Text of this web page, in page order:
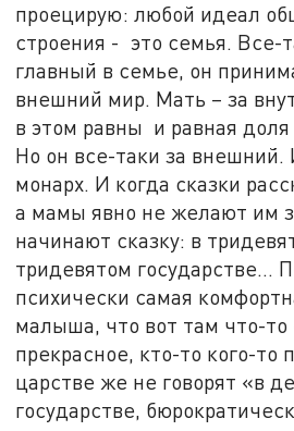
проецирую: любой идеал
строения - это семья. Все-
главный в семье, он
внешний мир. Мать – за
в этом равны и равная доля
Но он все-таки за внешний.
монарх. И когда сказки
а мамы явно не желают им
начинают сказку: в
тридевятом государстве…
психически самая
малыша, что вот там что-то
прекрасное, кто-то кого-то
царстве же не говорят «в
государстве,